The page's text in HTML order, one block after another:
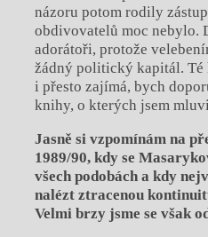
názoru potom rodily
obdivovatelů moc nebylo.
adorátoři, protože
žádný politický kapitál. Té
i přesto zajímá, bych
knihy, o kterých jsem
Jasně si vzpomínám na
1989/90, kdy se
všech podobách a kdy
nalézt ztracenou
Velmi brzy jsme se však